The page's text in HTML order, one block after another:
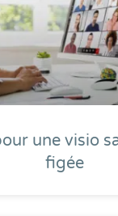
une visio
figée